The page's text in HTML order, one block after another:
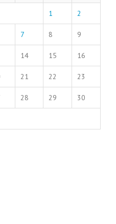
1 2
7 8 9
14 15 16
21 22 23
28 29 30